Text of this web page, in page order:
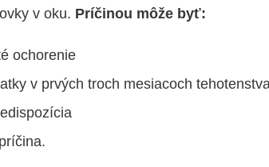
v oku. Príčinou môže byť:
ochorenie
v prvých troch mesiacoch tehotenstva